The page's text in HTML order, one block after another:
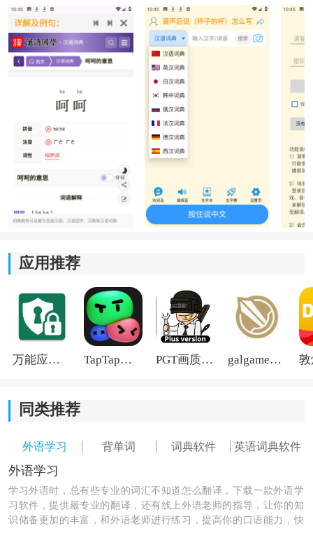
2、选择没有账号去注册。
3、然后输入手机号和验证码即可注册登录。
应用推荐
万能应用隐藏 TapTap国际版2026 PGT画质助手旧版 galgame游戏盒子2026
同类推荐
外语学习 背单词 词典软件 英语词典软件
外语学习
学习外语时，总有些专业的词汇不知道怎么翻译，下载一款外语学
习软件，提供最专业的翻译，还有线上外语老师的指导，让你的知
识储备更加的丰富，和外语老师进行练习，提高你的口语能力，快